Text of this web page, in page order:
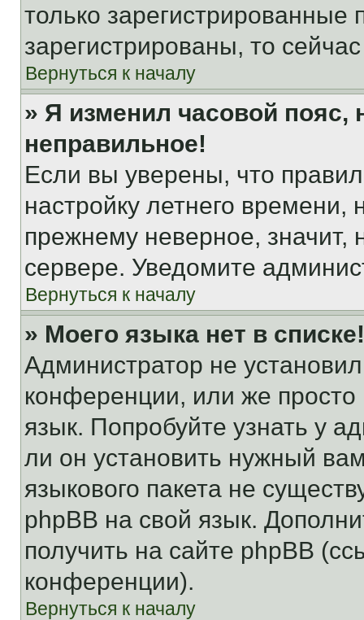
только
зарегистрированы, то
Вернуться к началу
» Я изменил часовой пояс,
неправильное!
Если вы уверены, что
настройку летнего
прежнему неверное, значит,
сервере. Уведомите
Вернуться к началу
» Моего языка нет в списке!
Администратор не
конференции, или же
язык. Попробуйте узнать у
ли он установить нужный
языкового пакета не
phpBB на свой язык.
получить на сайте phpBB
конференции).
Вернуться к началу